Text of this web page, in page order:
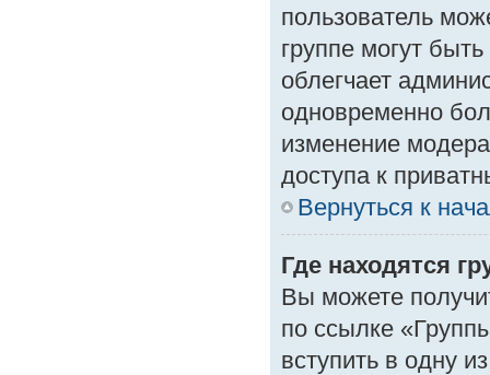
пользователь
группе могут
облегчает
одновременно
изменение
доступа к
Вернуться к
Где находятся
Вы можете
по ссылке
вступить в одну